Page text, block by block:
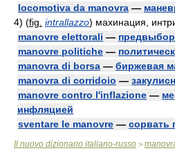
locomotiva da manovra —
4) (fig. intrallazzo) махинация,
manovre elettorali —
manovre politiche —
manovra di borsa — биржевая
manovra di corridoio —
manovre contro l'inflazione —
инфляцией
sventare le manovre — сорвать
Il nuovo dizionario italiano-russo >